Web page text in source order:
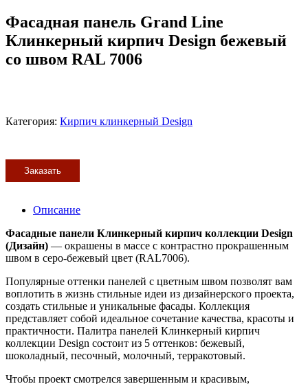
Фасадная панель Grand Line
Клинкерный кирпич Design бежевый
со швом RAL 7006
Категория: Кирпич клинкерный Design
Заказать
Описание
Фасадные панели Клинкерный кирпич коллекции Design
(Дизайн) — окрашены в массе с контрастно прокрашенным
швом в серо-бежевый цвет (RAL7006).
Популярные оттенки панелей с цветным швом позволят вам
воплотить в жизнь стильные идеи из дизайнерского проекта,
создать стильные и уникальные фасады. Коллекция
представляет собой идеальное сочетание качества, красоты и
практичности. Палитра панелей Клинкерный кирпич
коллекции Design состоит из 5 оттенков: бежевый,
шоколадный, песочный, молочный, терракотовый.
Чтобы проект смотрелся завершенным и красивым,